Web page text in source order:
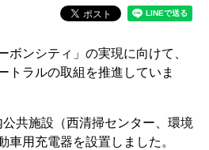
ボンシティ」の実現に向けて、
トラルの取組を推進していま
共施設（西清掃センター、環境
車用充電器を設置しました。